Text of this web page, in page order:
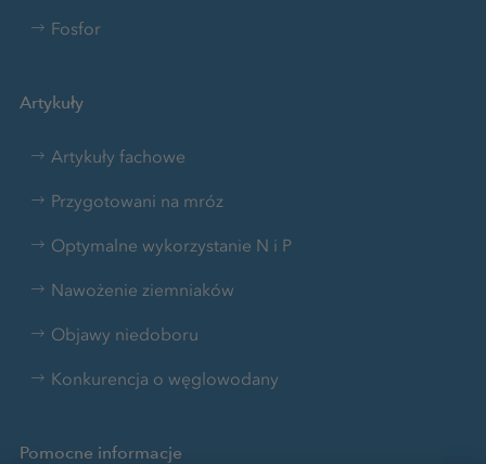
Fosfor
Artykuły
Artykuły fachowe
Przygotowani na mróz
Optymalne wykorzystanie N i P
Nawożenie ziemniaków
Objawy niedoboru
Konkurencja o węglowodany
Pomocne informacje